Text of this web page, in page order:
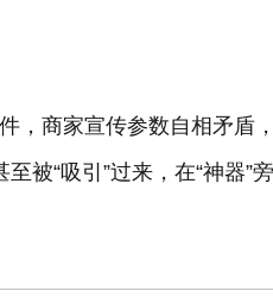
，商家宣传参数自相矛盾
被“吸引”过来，在“神器”